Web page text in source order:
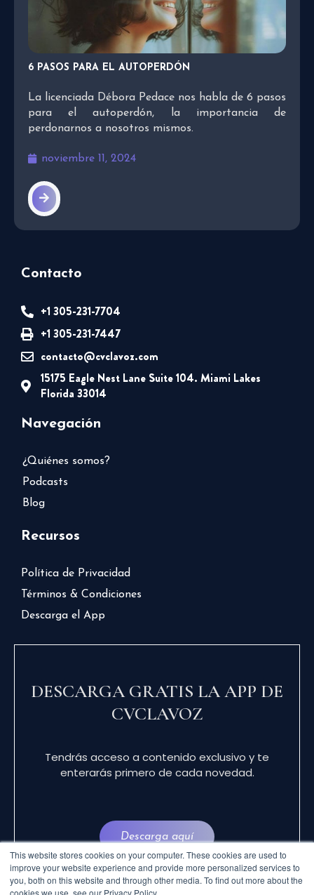
This website stores cookies on your computer. These cookies are used to
improve your website experience and provide more personalized services to
you, both on this website and through other media. To find out more about the
cookies we use, see our Privacy Policy.
6 PASOS PARA EL AUTOPERDÓN
La licenciada Débora Pedace nos habla de 6 pasos
para el autoperdón, la importancia de
perdonarnos a nosotros mismos.
noviembre 11, 2024
Contacto
+1 305-231-7704
+1 305-231-7447
contacto@cvclavoz.com
15175 Eagle Nest Lane Suite 104. Miami Lakes
Florida 33014
Navegación
¿Quiénes somos?
Podcasts
Blog
Recursos
Política de Privacidad
Términos & Condiciones
Descarga el App
DESCARGA GRATIS LA APP DE
CVCLAVOZ
Tendrás acceso a contenido exclusivo y te
enterarás primero de cada novedad.
Descarga aquí